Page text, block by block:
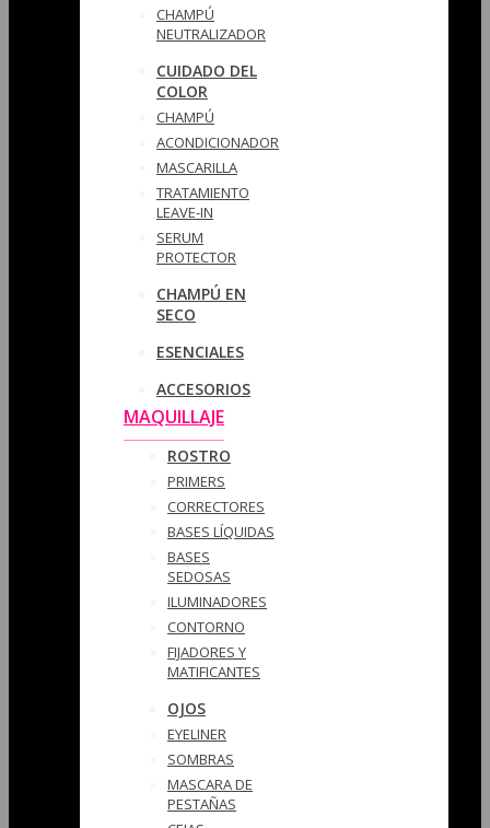
CHAMPÚ
NEUTRALIZADOR
CUIDADO DEL
COLOR
CHAMPÚ
ACONDICIONADOR
MASCARILLA
TRATAMIENTO
LEAVE-IN
SERUM
PROTECTOR
CHAMPÚ EN
SECO
ESENCIALES
ACCESORIOS
MAQUILLAJE
ROSTRO
PRIMERS
CORRECTORES
BASES LÍQUIDAS
BASES
SEDOSAS
ILUMINADORES
CONTORNO
FIJADORES Y
MATIFICANTES
OJOS
EYELINER
SOMBRAS
MASCARA DE
PESTAÑAS